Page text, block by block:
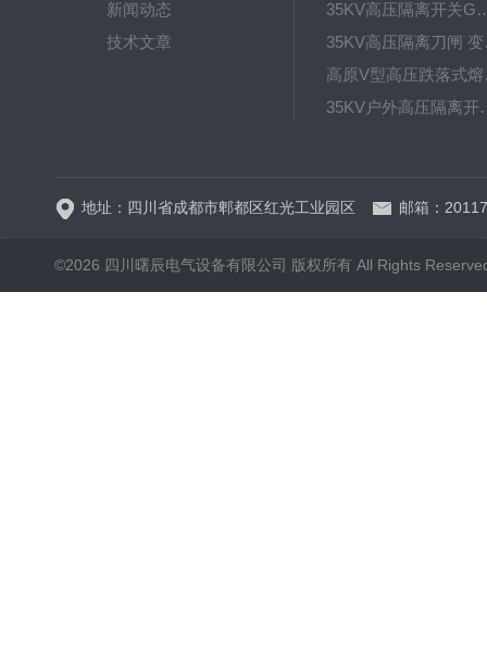
新闻动态
技术文章
35KV高压隔离开关
高
35KV户外
地址：四川省成都市郫都区红光工业园区 邮箱：
©2026 四川曙辰电气设备有限公司 版权所有 All Rights